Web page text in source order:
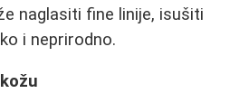
naglasiti fine linije, isušiti
i neprirodno.